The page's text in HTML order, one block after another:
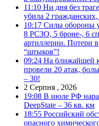
11:10 Ни дня без
убила 2
10:17 Силы обороны
8 РСЗО, 5 броне-, 6
артиллерии. Потери
“штыков”!
09:24 На ближайшей
провели 20 атак,
– 30!
2 Серпня , 2026
19:08 В июле РФ
DeepState – 36 кв. км
18:55 Российский
опасного